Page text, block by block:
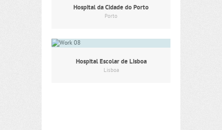
Hospital da Cidade do Porto
Porto
Hospital Escolar de Lisboa
Lisboa